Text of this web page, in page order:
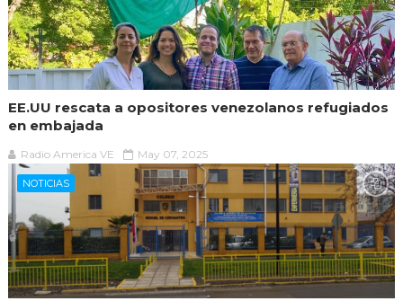
EE.UU rescata a opositores venezolanos refugiados
en embajada
Radio America VE May 07, 2025
NOTICIAS